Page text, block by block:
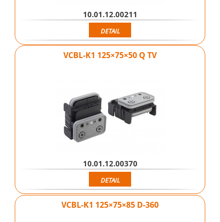
10.01.12.00211
DETAIL
VCBL-K1 125×75×50 Q TV
10.01.12.00370
DETAIL
VCBL-K1 125×75×85 D-360